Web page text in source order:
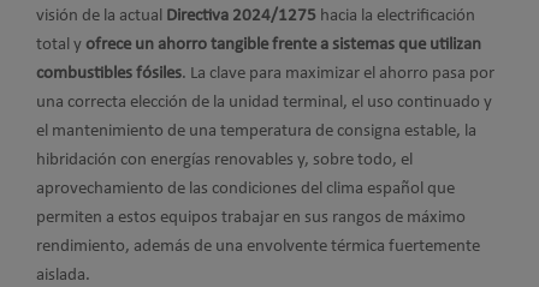
visión de la actual Directiva 2024/1275 hacia la electrificación
total y ofrece un ahorro tangible frente a sistemas que utilizan
combustibles fósiles. La clave para maximizar el ahorro pasa por
una correcta elección de la unidad terminal, el uso continuado y
el mantenimiento de una temperatura de consigna estable, la
hibridación con energías renovables y, sobre todo, el
aprovechamiento de las condiciones del clima español que
permiten a estos equipos trabajar en sus rangos de máximo
rendimiento, además de una envolvente térmica fuertemente
aislada.